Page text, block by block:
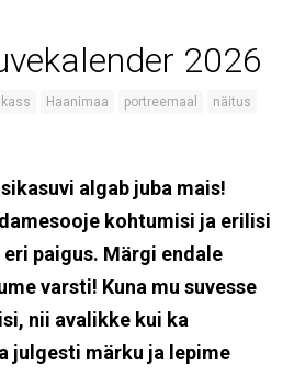
2026
Haanimaa portreemaal näitus
algab juba mais!
kohtumisi ja erilisi
paigus. Märgi endale
varsti! Kuna mu suvesse
nii avalikke kui ka
julgesti märku ja lepime